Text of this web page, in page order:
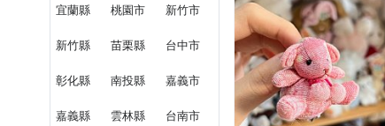
宜蘭縣 桃園市 新竹市
新竹縣 苗栗縣 台中市
彰化縣 南投縣 嘉義市
嘉義縣 雲林縣 台南市